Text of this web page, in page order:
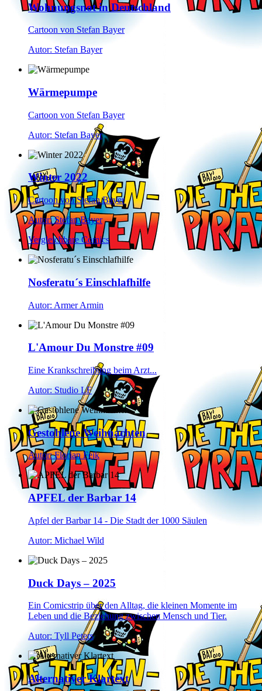
Wohnungsnot in Deutschland
Cartoon von Stefan Bayer
Autor: Stefan Bayer
Wärmepumpe
Cartoon von Stefan Bayer
Autor: Stefan Bayer
Winter 2022
Cartoon von Stefan Bayer
Autor: Stefan Bayer
Vergleichbare Comics
Nosferatu´s Einschlafhilfe
Autor: Armer Armin
L'Amour Du Monstre #09
Eine Krankschreibung beim Arzt...
Autor: Studio LF
Gestohlene Weihnachten
Autor: Florian Fejk
APFEL der Barbar 14
Apfel der Barbar 14 - Die Stadt der 1000 Säulen
Autor: Michael Wild
Duck Days – 2025
Ein Comicstrip über den Alltag, die kleinen Momente im
Leben und die Beziehung zwischen Mensch und Tier.
Autor: Tyll Peters
Alternativer Klartext